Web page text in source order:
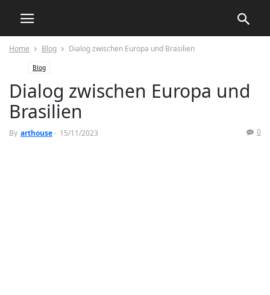
Home Blog Dialog zwischen Europa und Brasilien
Blog
Dialog zwischen Europa und
Brasilien
By arthouse- 15/11/2023 0